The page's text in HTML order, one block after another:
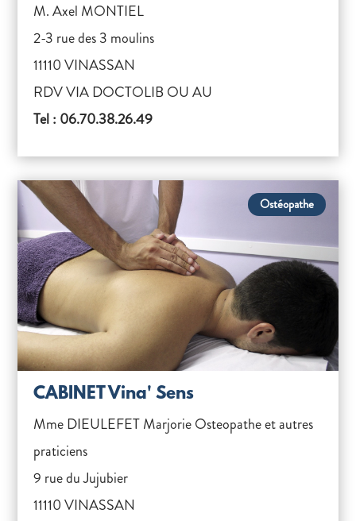
M. Axel MONTIEL
2-3 rue des 3 moulins
11110 VINASSAN
RDV VIA DOCTOLIB OU AU
Tel : 06.70.38.26.49
Ostéopathe
CABINET Vina' Sens
Mme DIEULEFET Marjorie Osteopathe et autres
praticiens
9 rue du Jujubier
11110 VINASSAN